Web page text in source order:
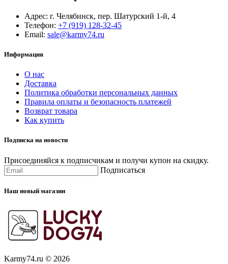
Адрес: г. Челябинск, пер. Шатурский 1-й, 4
Телефон: +7 (919) 128-32-45
Email: sale@karmy74.ru
Информация
О нас
Доставка
Политика обработки персональных данных
Правила оплаты и безопасность платежей
Возврат товара
Как купить
Подписка на новости
Присоединяйся к подписчикам и получи купон на скидку.
Подписаться
Наш новый магазин
Karmy74.ru © 2026